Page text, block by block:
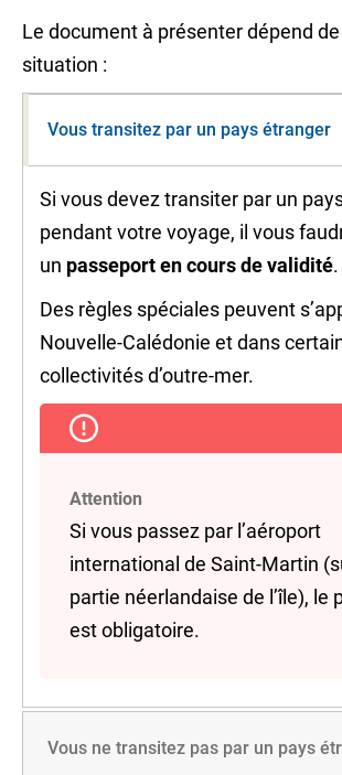
Le document à présenter dépend
situation :
Vous transitez par un pays étranger
Si vous devez transiter par un
pendant votre voyage, il vous
un passeporten cours de validité.
Des règles spéciales peuvent
Nouvelle-Calédonie et dans
collectivités d’outre-mer.
Attention
Si vous passez par l’aéroport
international de Saint-Martin
partie néerlandaise de l’île), le
est obligatoire.
Vous ne transitez pas par un pays